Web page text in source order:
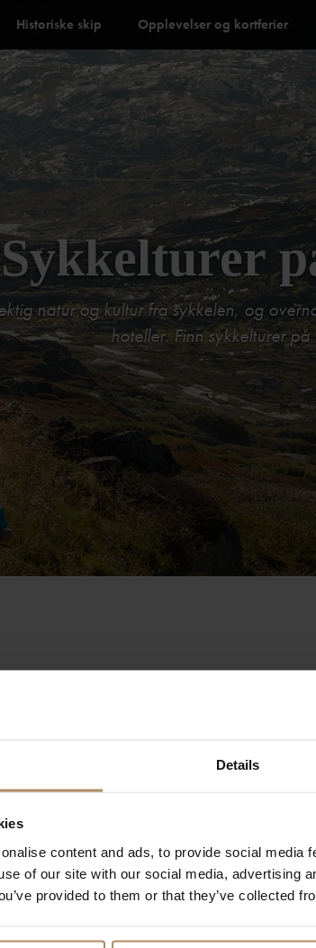
Details
content and ads, to provide social media
of our site with our social media, advertising
provided to them or that they’ve collected
Historiske skip Opplevelser og kortferier
Sykkelturer
natur og kultur fra sykkelen, og
hoteller. Finn sykkelturer på
reisetilbud
kontaktinformasjonen du gir oss, og at vi sender deg
mer informasjon om vår praksis for personvern og hvordan vi